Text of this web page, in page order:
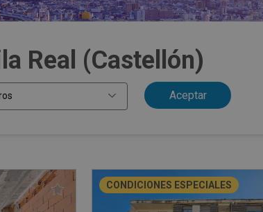
Real (Castellón)
CONDICIONES ESPECIALES